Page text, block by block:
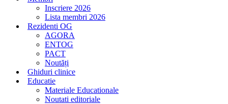
Inscriere 2026
Lista membri 2026
Rezidenti OG
AGORA
ENTOG
PACT
Noutăți
Ghiduri clinice
Educatie
Materiale Educationale
Noutati editoriale